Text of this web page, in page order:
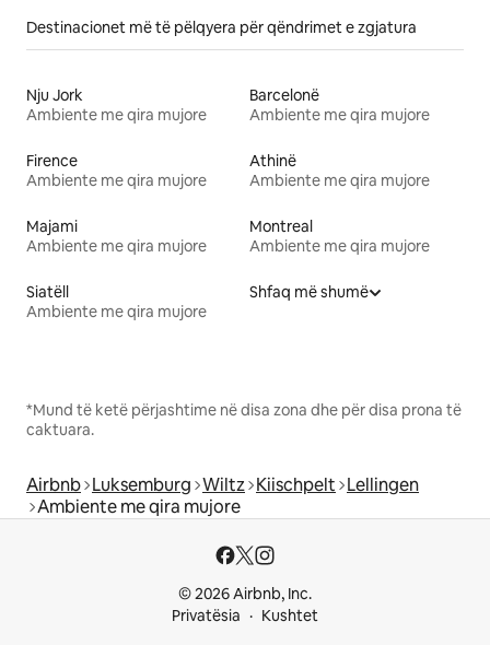
Destinacionet më të pëlqyera për qëndrimet e zgjatura
Nju Jork
Ambiente me qira mujore
Barcelonë
Ambiente me qira mujore
Firence
Ambiente me qira mujore
Athinë
Ambiente me qira mujore
Majami
Ambiente me qira mujore
Montreal
Ambiente me qira mujore
Siatëll
Ambiente me qira mujore
Shfaq më shumë
*Mund të ketë përjashtime në disa zona dhe për disa prona të
caktuara.
Airbnb Luksemburg Wiltz Kiischpelt Lellingen
Ambiente me qira mujore
© 2026 Airbnb, Inc.
Privatësia
Kushtet